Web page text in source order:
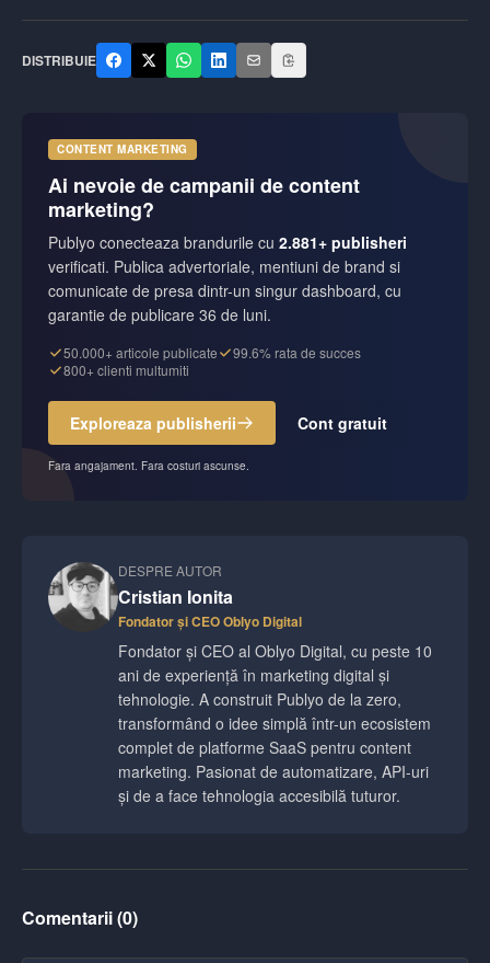
DISTRIBUIE
CONTENT MARKETING
Ai nevoie de campanii de content
marketing?
Publyo conecteaza brandurile cu 2.881+ publisheri
verificati. Publica advertoriale, mentiuni de brand si
comunicate de presa dintr-un singur dashboard, cu
garantie de publicare 36 de luni.
50.000+ articole publicate
99.6% rata de succes
800+ clienti multumiti
Exploreaza publisherii Cont gratuit
Fara angajament. Fara costuri ascunse.
DESPRE AUTOR
Cristian Ionita
Fondator și CEO Oblyo Digital
Fondator și CEO al Oblyo Digital, cu peste 10
ani de experiență în marketing digital și
tehnologie. A construit Publyo de la zero,
transformând o idee simplă într-un ecosistem
complet de platforme SaaS pentru content
marketing. Pasionat de automatizare, API-uri
și de a face tehnologia accesibilă tuturor.
Comentarii (0)